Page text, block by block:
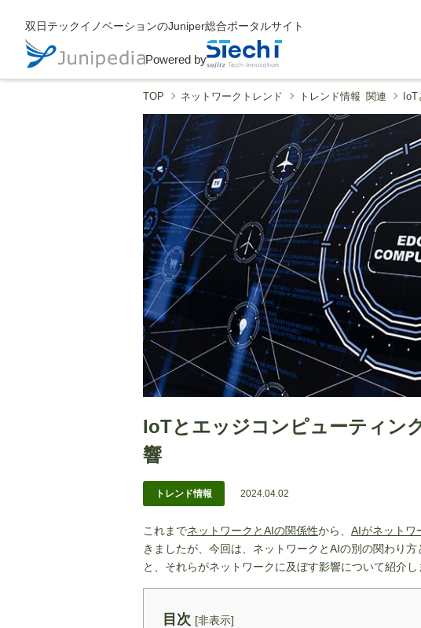
双日テックイノベーションのJuniper総合ポータルサイト
Powered by
TOP ネットワークトレンド トレンド情報 関連
IoTとエッジコンピューティン
響
トレンド情報 2024.04.02
これまでネットワークとAIの関係性から、 AIがネットワ
きましたが、今回は、ネットワークとAIの別の関わり
と、それらがネットワークに及ぼす影響について紹介し
目次 [非表示]